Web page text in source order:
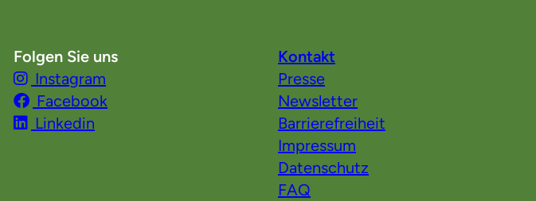
Folgen Sie uns
Instagram
Facebook
Linkedin
Kontakt
Presse
Newsletter
Barrierefreiheit
Impressum
Datenschutz
FAQ